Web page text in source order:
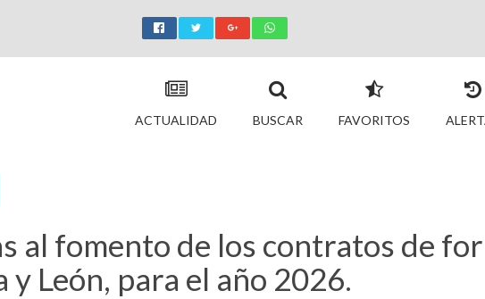
ACTUALIDAD BUSCAR FAVORITOS
al fomento de los contratos de
León, para el año 2026.